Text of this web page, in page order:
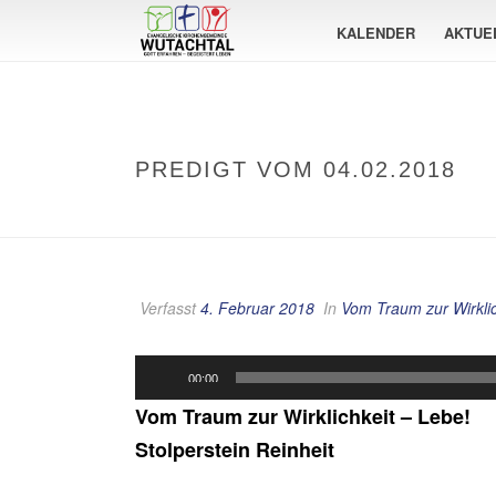
KALENDER
PREDIGT VOM 04.02.2018
Verfasst4. Februar 2018 In Vom Traum zur
Player
00:00
Vom Traum zur Wirklichkeit – Lebe!
Stolperstein Reinheit